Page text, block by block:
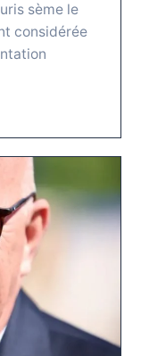
sème le
considérée